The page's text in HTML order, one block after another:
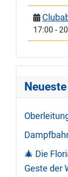
17:00 -
🎄 Die
Geste der